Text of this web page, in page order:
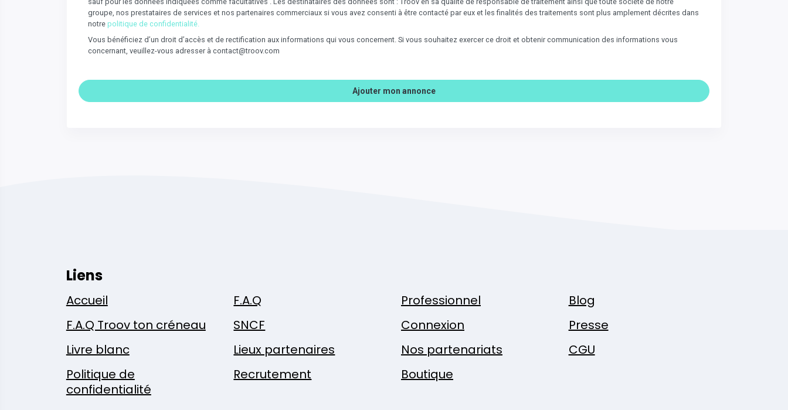
groupe, nos prestataires de services et nos partenaires commerciaux si vous avez consenti à être contacté par eux et les finalités des traitements sont plus amplement décrites dans
notre politique de confidentialité.
Vous bénéficiez d’un droit d’accès et de rectification aux informations qui vous concernent. Si vous souhaitez exercer ce droit et obtenir communication des informations vous
concernant, veuillez-vous adresser à contact@troov.com
Ajouter mon annonce
Liens
Accueil F.A.Q Professionnel
Blog
F.A.Q Troov ton créneau
SNCF Connexion
Presse
Livre blanc
Lieux partenaires Nos partenariats
CGU
Politique de
confidentialité
Recrutement Boutique